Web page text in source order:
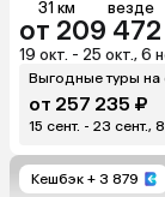
31 км везде
от 209
19 окт. - 25 окт., 6
Выгодные туры на
от 257 235 ₽
15 сент. - 23 сент.,
Кешбэк + 3 879